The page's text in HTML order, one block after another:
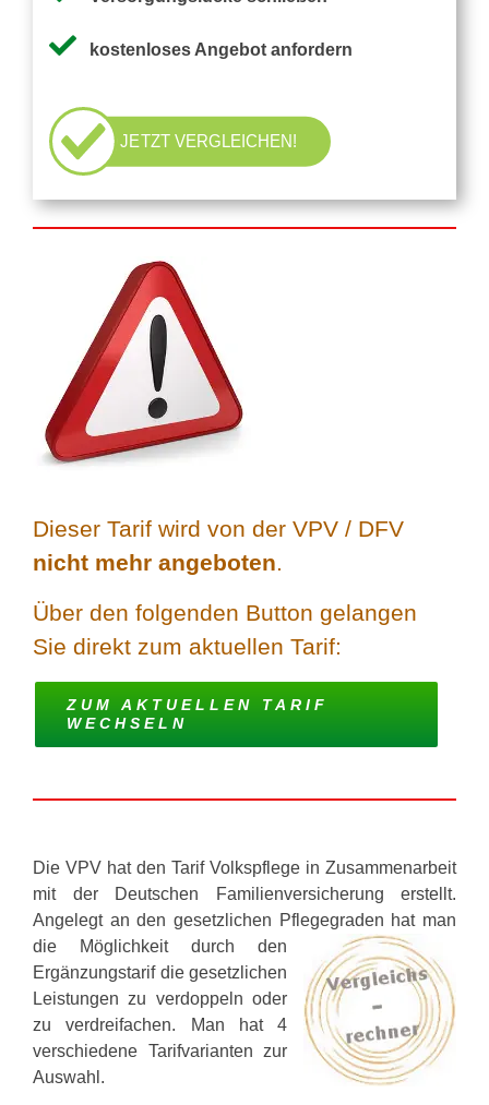
Pflegezusatzversicherung
Pflegezusatz – Vergleichsrechner
Vorerkrankung
kostenloses Angebot anfordern
JETZT VERGLEICHEN!
Dieser Tarif wird von der VPV / DFV
nicht mehr angeboten.
Über den folgenden Button gelangen
Sie direkt zum aktuellen Tarif:
ZUM AKTUELLEN TARIF
WECHSELN
Die VPV hat den Tarif Volkspflege in Zusammenarbeit
mit der Deutschen Familienversicherung erstellt.
Angelegt an den gesetzlichen Pflegegraden hat man
die Möglichkeit durch den
Ergänzungstarif die gesetzlichen
Leistungen zu verdoppeln oder
zu verdreifachen. Man hat 4
verschiedene Tarifvarianten zur
Auswahl.